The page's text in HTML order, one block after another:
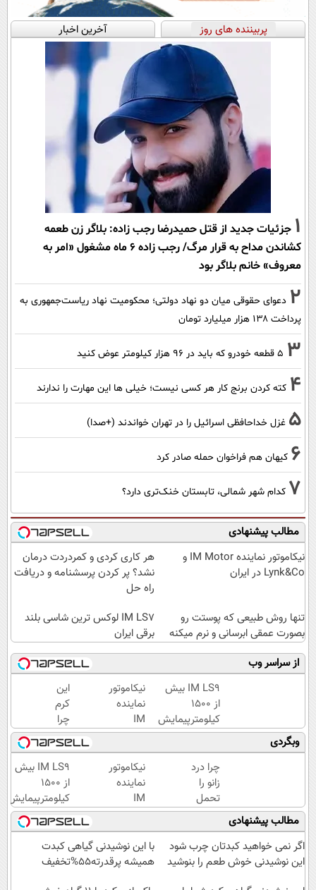
پربیننده های روز آخرین اخبار
1 جزئیات جدید از قتل حمیدرضا رجب زاده: بلاگر زن طعمه
کشاندن مداح به قرار مرگ/ رجب زاده 6 ماه مشغول «امر به
معروف» خانم بلاگر بود
2 دعوای حقوقی میان دو نهاد دولتی؛ محکومیت نهاد ریاست‌جمهوری به
پرداخت ۱۳۸ هزار میلیارد تومان
3 ۵ قطعه خودرو که باید در ۹۶ هزار کیلومتر عوض کنید
4 کته کردن برنج کار هر کسی نیست؛ خیلی ها این مهارت را ندارند
5 غزل خداحافظی اسرائیل را در تهران خواندند (+صدا)
6 کیهان هم فراخوان حمله صادر کرد
7 کدام شهر شمالی، تابستان خنک‌تری دارد؟
مطالب پیشنهادی
نیکاموتور نماینده IM Motor و
Lynk&Co در ایران
هر کاری کردی و کمردردت درمان
نشد؟ پر کردن پرسشنامه و دریافت
راه حل
تنها روش طبیعی که پوستت رو
بصورت عمقی ابرسانی و نرم میکنه
IM LS7 لوکس ترین شاسی بلند
برقی ایران
از سراسر وب
IM LS9 بیش
از 1500
کیلومترپیمایش
با یکبار شارژ
نیکاموتور
نماینده
IM
Motor و
Lynk&Co
در ایران
این
کرم
چرا
اینقدر
سر
زبون‌ها
افتاده؟
وبگردی
چرا درد
زانو را
تحمل
می‌کنی؟
خیلی
ساده
درمنزل
نیکاموتور
نماینده
IM
Motor و
Lynk&Co
در ایران
IM LS9 بیش
از 1500
کیلومترپیمایش
با یکبار شارژ
مطالب پیشنهادی
اگر نمی خواهید کبدتان چرب شود
این نوشیدنی خوش طعم را بنوشید
با این نوشیدنی گیاهی کبدت
همیشه پرقدرته55%تخفیف